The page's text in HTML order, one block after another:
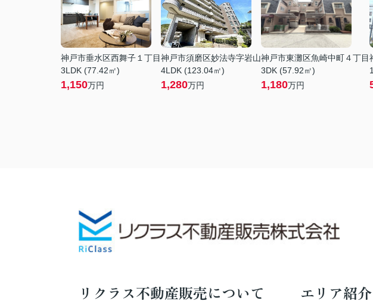
神戸市垂水区西舞子１丁目
3LDK (77.42㎡)
1,150万円
神戸市須磨区妙法寺字岩山
4LDK (123.04㎡)
1,280万円
神戸市東灘区魚崎中町４丁目
3DK (57.92㎡)
1,180万円
リクラス不動産販売について エリア紹介